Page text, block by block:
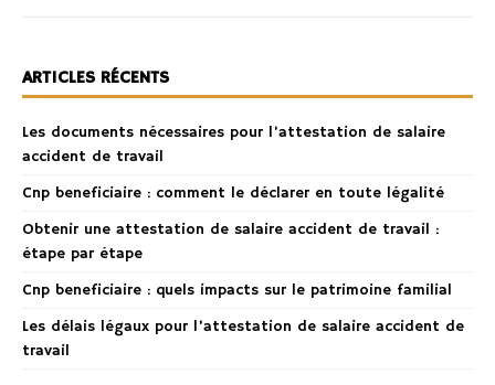
ARTICLES RÉCENTS
Les documents nécessaires pour l’attestation de salaire
accident de travail
Cnp beneficiaire : comment le déclarer en toute légalité
Obtenir une attestation de salaire accident de travail :
étape par étape
Cnp beneficiaire : quels impacts sur le patrimoine familial
Les délais légaux pour l’attestation de salaire accident de
travail